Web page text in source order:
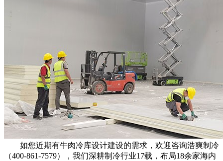
如您近期有牛肉冷库设计建设的需求，欢迎咨询浩爽制冷
（400-861-7579），我们深耕制冷行业17载，布局18余家海内